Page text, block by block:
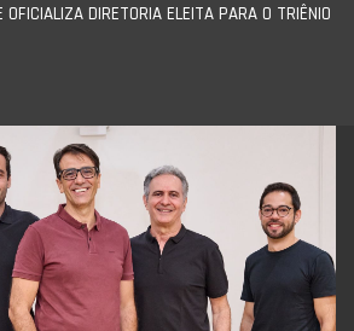
DIRETORIA ELEITA PARA O TRIÊNIO